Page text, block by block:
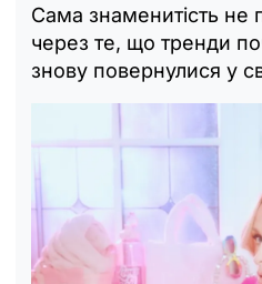
Сама знаменитість не
через те, що тренди
знову повернулися у